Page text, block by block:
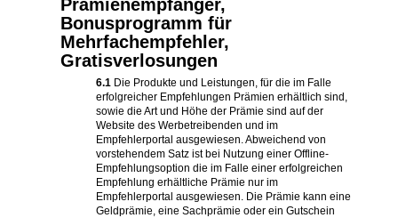
Prämienempfänger,
Bonusprogramm für
Mehrfachempfehler,
Gratisverlosungen
6.1 Die Produkte und Leistungen, für die im Falle
erfolgreicher Empfehlungen Prämien erhältlich sind,
sowie die Art und Höhe der Prämie sind auf der
Website des Werbetreibenden und im
Empfehlerportal ausgewiesen. Abweichend von
vorstehendem Satz ist bei Nutzung einer Offline-
Empfehlungsoption die im Falle einer erfolgreichen
Empfehlung erhältliche Prämie nur im
Empfehlerportal ausgewiesen. Die Prämie kann eine
Geldprämie, eine Sachprämie oder ein Gutschein